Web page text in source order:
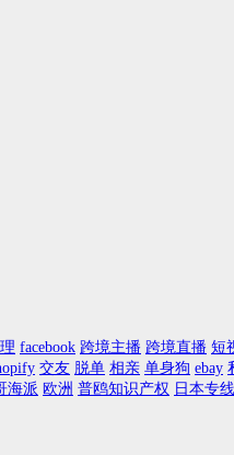
facebook 跨境主播 跨境直播 短
交友 脱单 相亲 单身狗 ebay
海派 欧洲 普鸥知识产权 日本专线